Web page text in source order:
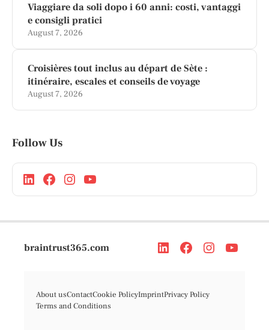
Viaggiare da soli dopo i 60 anni: costi, vantaggi
e consigli pratici
August 7, 2026
Croisières tout inclus au départ de Sète :
itinéraire, escales et conseils de voyage
August 7, 2026
Follow Us
braintrust365.com
About usContactCookie PolicyImprintPrivacy Policy
Terms and Conditions